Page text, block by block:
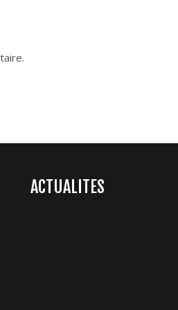
ACTUALITES